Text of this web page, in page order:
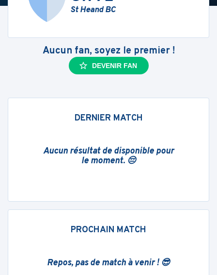
St Heand BC
Aucun fan, soyez le premier !
DEVENIR FAN
DERNIER MATCH
Aucun résultat de disponible pour
le moment. 😔
PROCHAIN MATCH
Repos, pas de match à venir ! 😎